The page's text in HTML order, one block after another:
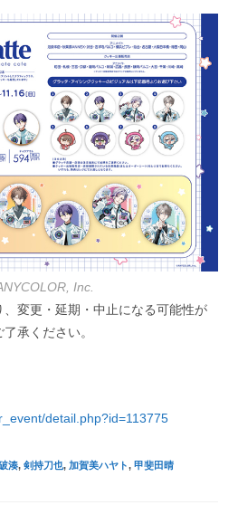
Inc.
変更・延期・中止になる可能性が
承ください。
detail.php?id=113775
湊, 剣持刀也, 加賀美ハヤト, 甲斐田晴